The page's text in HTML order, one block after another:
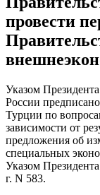
провести
Указом
России
Турции по
зависимости от
предложения об
специальных
Указом
г. N 583.